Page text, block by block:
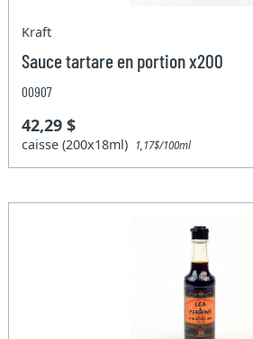
Kraft
Sauce tartare en portion x200
00907
42,29 $
caisse (200x18ml) 1,17$/100ml